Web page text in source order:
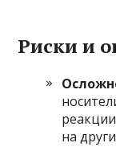
Риски и
на